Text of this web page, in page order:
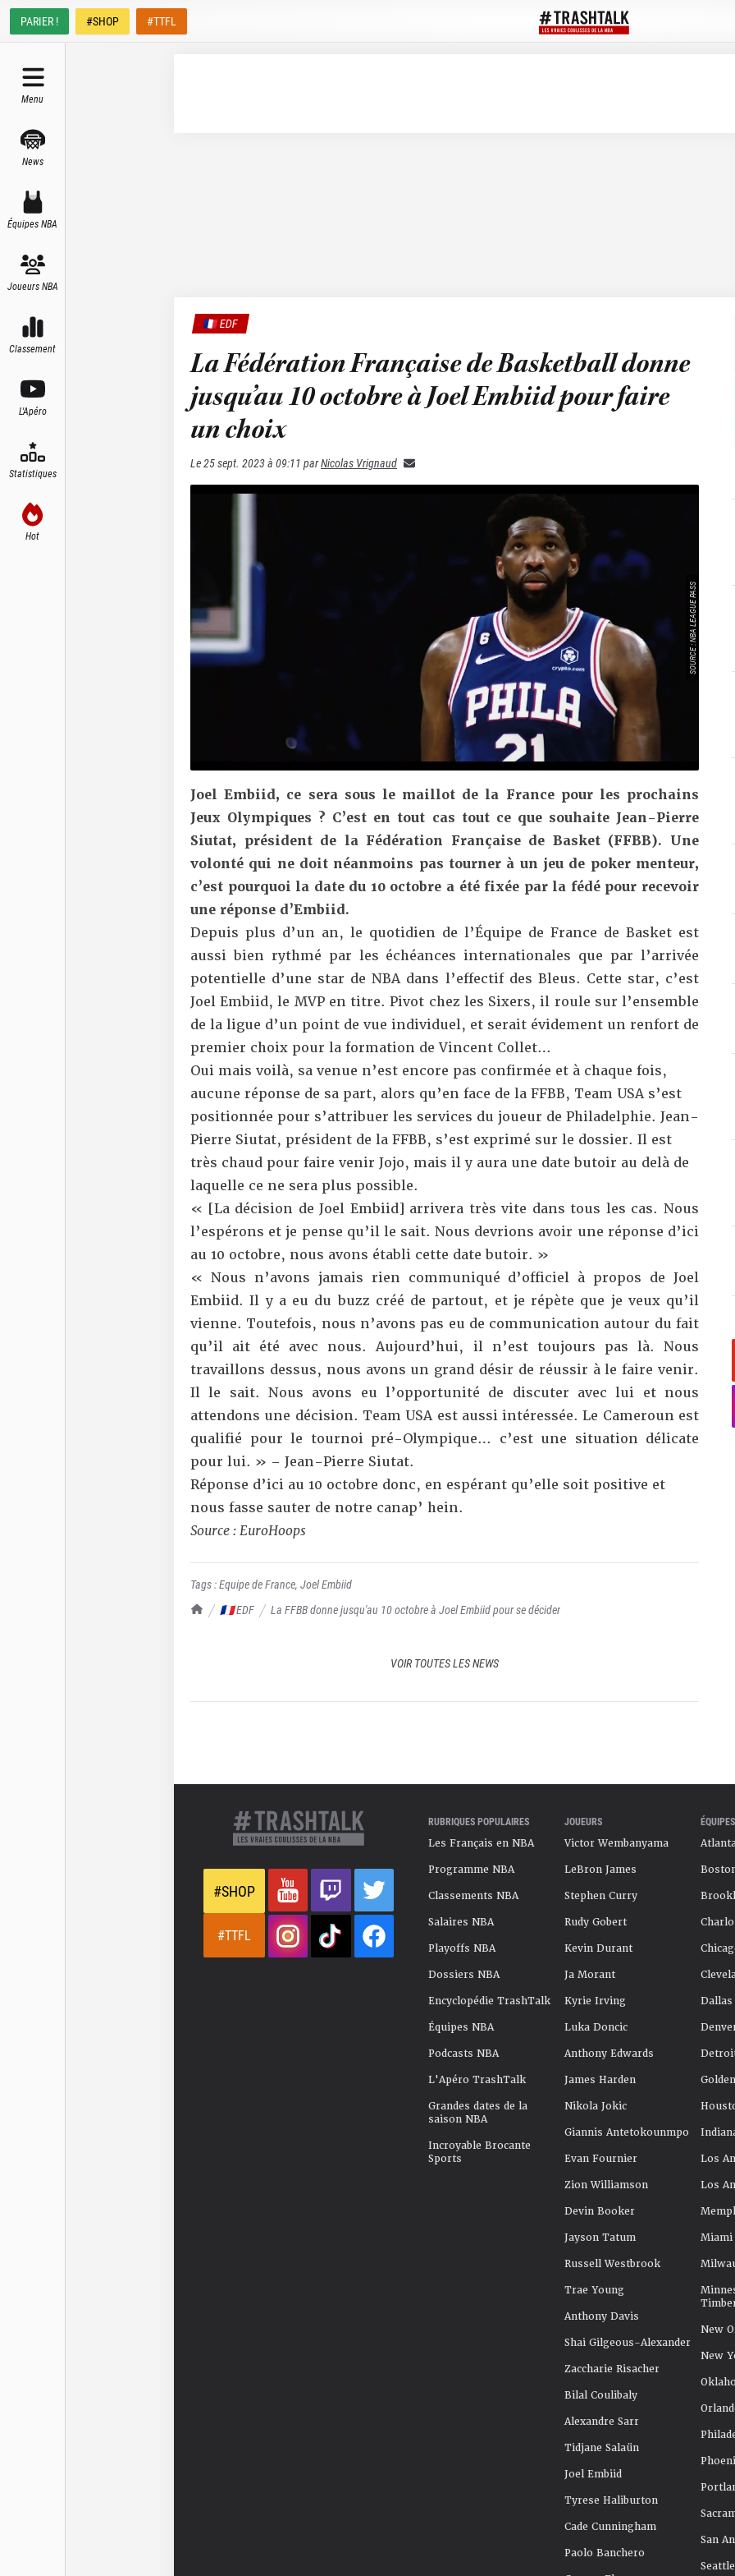
PARIER ! #SHOP #TTFL
Menu
News
Équipes NBA
Joueurs NBA
Classement
L'Apéro
Statistiques
Hot
TrashTalk Actu NBA
🇫🇷 EDF La FFBB donne jusqu'au 10 octobre à Joel Embiid pour se décider
🇫🇷 EDF
La Fédération Française de Basketball donne
jusqu’au 10 octobre à Joel Embiid pour faire
un choix
Le25 sept. 2023 à 09:11 parNicolas Vrignaud
SOURCE : NBA LEAGUE PASS
Joel Embiid, ce sera sous le maillot de la France pour les prochains
Jeux Olympiques ? C’est en tout cas tout ce que souhaite Jean-Pierre
Siutat, président de la Fédération Française de Basket (FFBB). Une
volonté qui ne doit néanmoins pas tourner à un jeu de poker menteur,
c’est pourquoi la date du 10 octobre a été fixée par la fédé pour recevoir
une réponse d’Embiid.
Depuis plus d’un an, le quotidien de l’Équipe de France de Basket est
aussi bien rythmé par les échéances internationales que par l’arrivée
potentielle d’une star de NBA dans l’effectif des Bleus. Cette star, c’est
Joel Embiid, le MVP en titre. Pivot chez les Sixers, il roule sur l’ensemble
de la ligue d’un point de vue individuel, et serait évidement un renfort de
premier choix pour la formation de Vincent Collet…
Oui mais voilà, sa venue n’est encore pas confirmée et à chaque fois,
aucune réponse de sa part, alors qu’en face de la FFBB, Team USA s’est
positionnée pour s’attribuer les services du joueur de Philadelphie. Jean-
Pierre Siutat, président de la FFBB, s’est exprimé sur le dossier. Il est
très chaud pour faire venir Jojo, mais il y aura une date butoir au delà de
laquelle ce ne sera plus possible.
« [La décision de Joel Embiid] arrivera très vite dans tous les cas. Nous
l’espérons et je pense qu’il le sait. Nous devrions avoir une réponse d’ici
au 10 octobre, nous avons établi cette date butoir. »
« Nous n’avons jamais rien communiqué d’officiel à propos de Joel
Embiid. Il y a eu du buzz créé de partout, et je répète que je veux qu’il
vienne. Toutefois, nous n’avons pas eu de communication autour du fait
qu’il ait été avec nous. Aujourd’hui, il n’est toujours pas là. Nous
travaillons dessus, nous avons un grand désir de réussir à le faire venir.
Il le sait. Nous avons eu l’opportunité de discuter avec lui et nous
attendons une décision. Team USA est aussi intéressée. Le Cameroun est
qualifié pour le tournoi pré-Olympique… c’est une situation délicate
pour lui. » – Jean-Pierre Siutat.
Réponse d’ici au 10 octobre donc, en espérant qu’elle soit positive et
nous fasse sauter de notre canap’ hein.
Source :EuroHoops
Tags :Equipe de France, Joel Embiid
VOIR TOUTES LES NEWS
#SHOP
#TTFL
RUBRIQUES POPULAIRES
Les Français en NBA
Programme NBA
Classements NBA
Salaires NBA
Playoffs NBA
Dossiers NBA
Encyclopédie TrashTalk
Équipes NBA
Podcasts NBA
L'Apéro TrashTalk
Grandes dates de la
saison NBA
Incroyable Brocante
Sports
JOUEURS
Victor Wembanyama
LeBron James
Stephen Curry
Rudy Gobert
Kevin Durant
Ja Morant
Kyrie Irving
Luka Doncic
Anthony Edwards
James Harden
Nikola Jokic
Giannis Antetokounmpo
Evan Fournier
Zion Williamson
Devin Booker
Jayson Tatum
Russell Westbrook
Trae Young
Anthony Davis
Shai Gilgeous-Alexander
Zaccharie Risacher
Bilal Coulibaly
Alexandre Sarr
Tidjane Salaün
Joel Embiid
Tyrese Haliburton
Cade Cunningham
Paolo Banchero
ÉQUIPES
Los
Los
Miami
New
New
San